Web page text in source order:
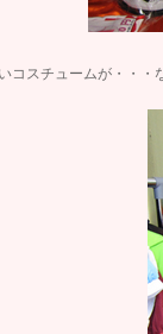
コスチュームが・・・